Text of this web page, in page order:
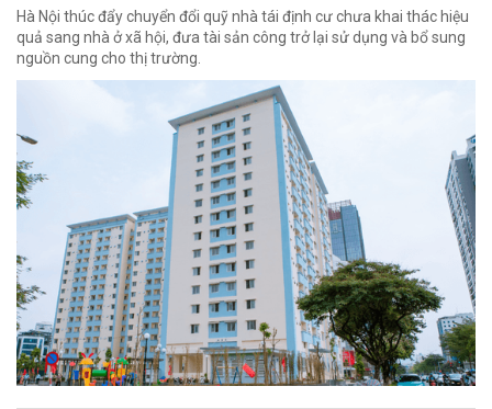
Hà Nội thúc đẩy chuyển đổi quỹ nhà tái định cư chưa khai thác hiệu
quả sang nhà ở xã hội, đưa tài sản công trở lại sử dụng và bổ sung
nguồn cung cho thị trường.